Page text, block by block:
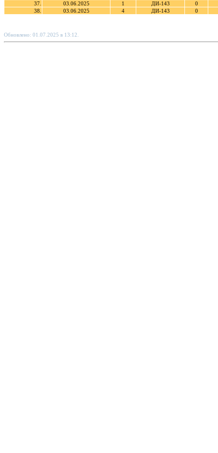
37.
03.06.2025 1 ДИ-143
0
38.
03.06.2025 4 ДИ-143 0
Обновлено: 01.07.2025 в 13:12.